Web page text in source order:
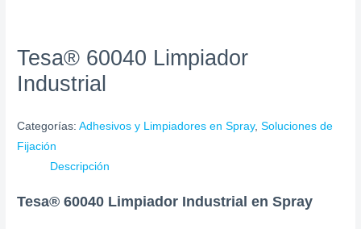
Tesa® 60040 Limpiador
Industrial
Categorías:Adhesivos y Limpiadores en Spray,Soluciones de
Fijación
Descripción
Tesa® 60040 Limpiador Industrial en Spray